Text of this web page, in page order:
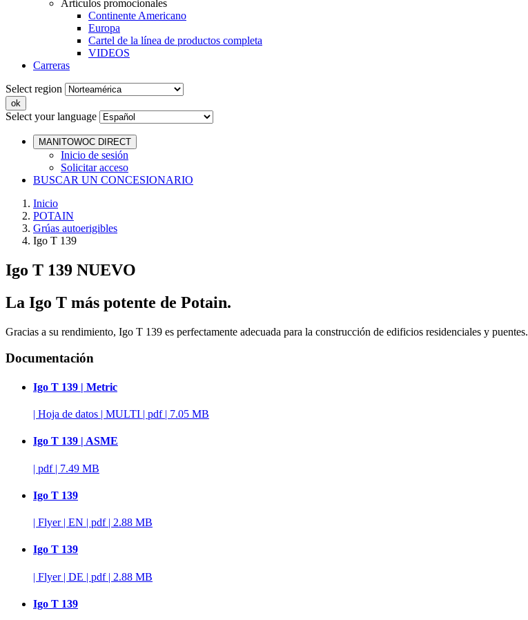
Artículos promocionales
Continente Americano
Europa
Cartel de la línea de productos completa
VIDEOS
Carreras
Select region
Select your language
MANITOWOC DIRECT
Inicio de sesión
Solicitar acceso
BUSCAR UN CONCESIONARIO
Inicio
POTAIN
Grúas autoerigibles
Igo T 139
Igo T 139 NUEVO
La Igo T más potente de Potain.
Gracias a su rendimiento, Igo T 139 es perfectamente adecuada para la construcción de edificios residenciales y puentes.
Documentación
Igo T 139 | Metric
| Hoja de datos | MULTI | pdf | 7.05 MB
Igo T 139 | ASME
| pdf | 7.49 MB
Igo T 139
| Flyer | EN | pdf | 2.88 MB
Igo T 139
| Flyer | DE | pdf | 2.88 MB
Igo T 139